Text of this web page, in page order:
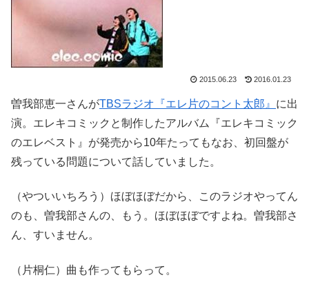
2015.06.23 2016.01.23
曽我部恵一さんがTBSラジオ『エレ片のコント太郎』 に出
演。エレキコミックと制作したアルバム『エレキコミック
のエレベスト』が発売から10年たってもなお、初回盤が
残っている問題について話していました。
（やついいちろう）ほぼほぼだから、このラジオやってん
のも、曽我部さんの、もう。ほぼほぼですよね。曽我部さ
ん、すいません。
（片桐仁）曲も作ってもらって。